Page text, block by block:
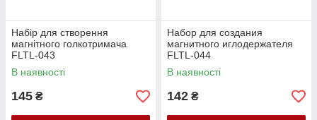
Набір для створення
магнітного голкотримача
FLTL-043
В наявності
145 ₴
Набор для создания
магнитного иглодержателя
FLTL-044
В наявності
142 ₴